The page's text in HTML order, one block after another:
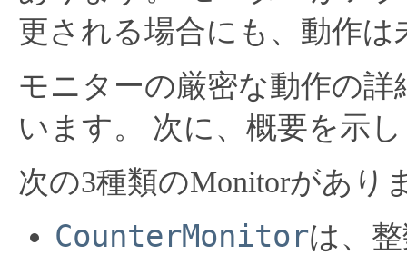
更される場合にも、動作
モニターの厳密な動作の詳
います。
次に、概要を示
次の3種類のMonitorがあり
CounterMonitorは、